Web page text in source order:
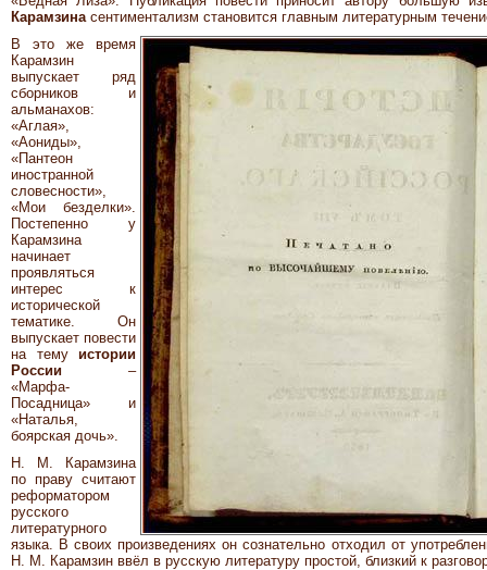
Карамзинасентиментализм становится главным литературным
В это же время
Карамзин
выпускает ряд
сборников и
альманахов:
«Аглая»,
«Аониды»,
«Пантеон
иностранной
словесности»,
«Мои безделки».
Постепенно у
Карамзина
начинает
проявляться
интерес к
исторической
тематике. Он
выпускает повести
на тему истории
России –
«Марфа-
Посадница» и
«Наталья,
боярская дочь».
Н. М. Карамзина
по праву считают
реформатором
русского
литературного
языка. В своих произведениях он сознательно отходил от
Н. М. Карамзин ввёл в русскую литературу простой, близкий к